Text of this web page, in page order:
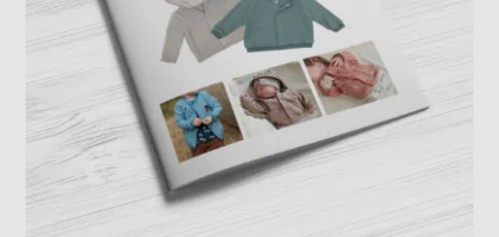
Gewerbelizenz
Blog
Kontakt